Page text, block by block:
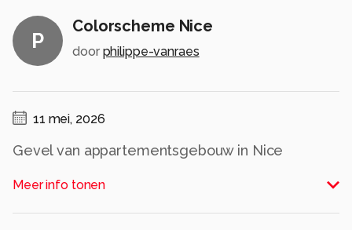
P
Colorscheme Nice
door philippe-vanraes
11 mei, 2026
Gevel van appartementsgebouw in Nice
helling kon ik de gevel heel vlak krijgen.
Meer info tonen